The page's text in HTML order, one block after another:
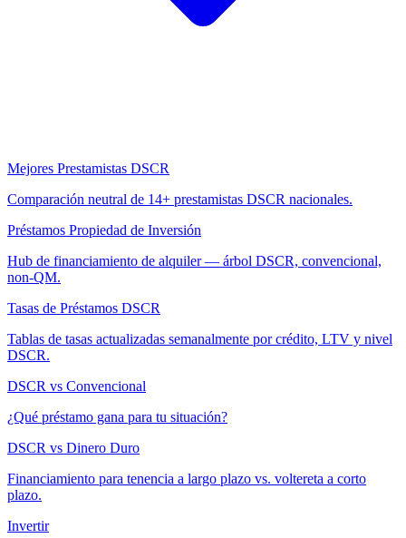
Mejores Prestamistas DSCR
Comparación neutral de 14+ prestamistas DSCR nacionales.
Préstamos Propiedad de Inversión
Hub de financiamiento de alquiler — árbol DSCR, convencional,
non-QM.
Tasas de Préstamos DSCR
Tablas de tasas actualizadas semanalmente por crédito, LTV y nivel
DSCR.
DSCR vs Convencional
¿Qué préstamo gana para tu situación?
DSCR vs Dinero Duro
Financiamiento para tenencia a largo plazo vs. voltereta a corto
plazo.
Invertir